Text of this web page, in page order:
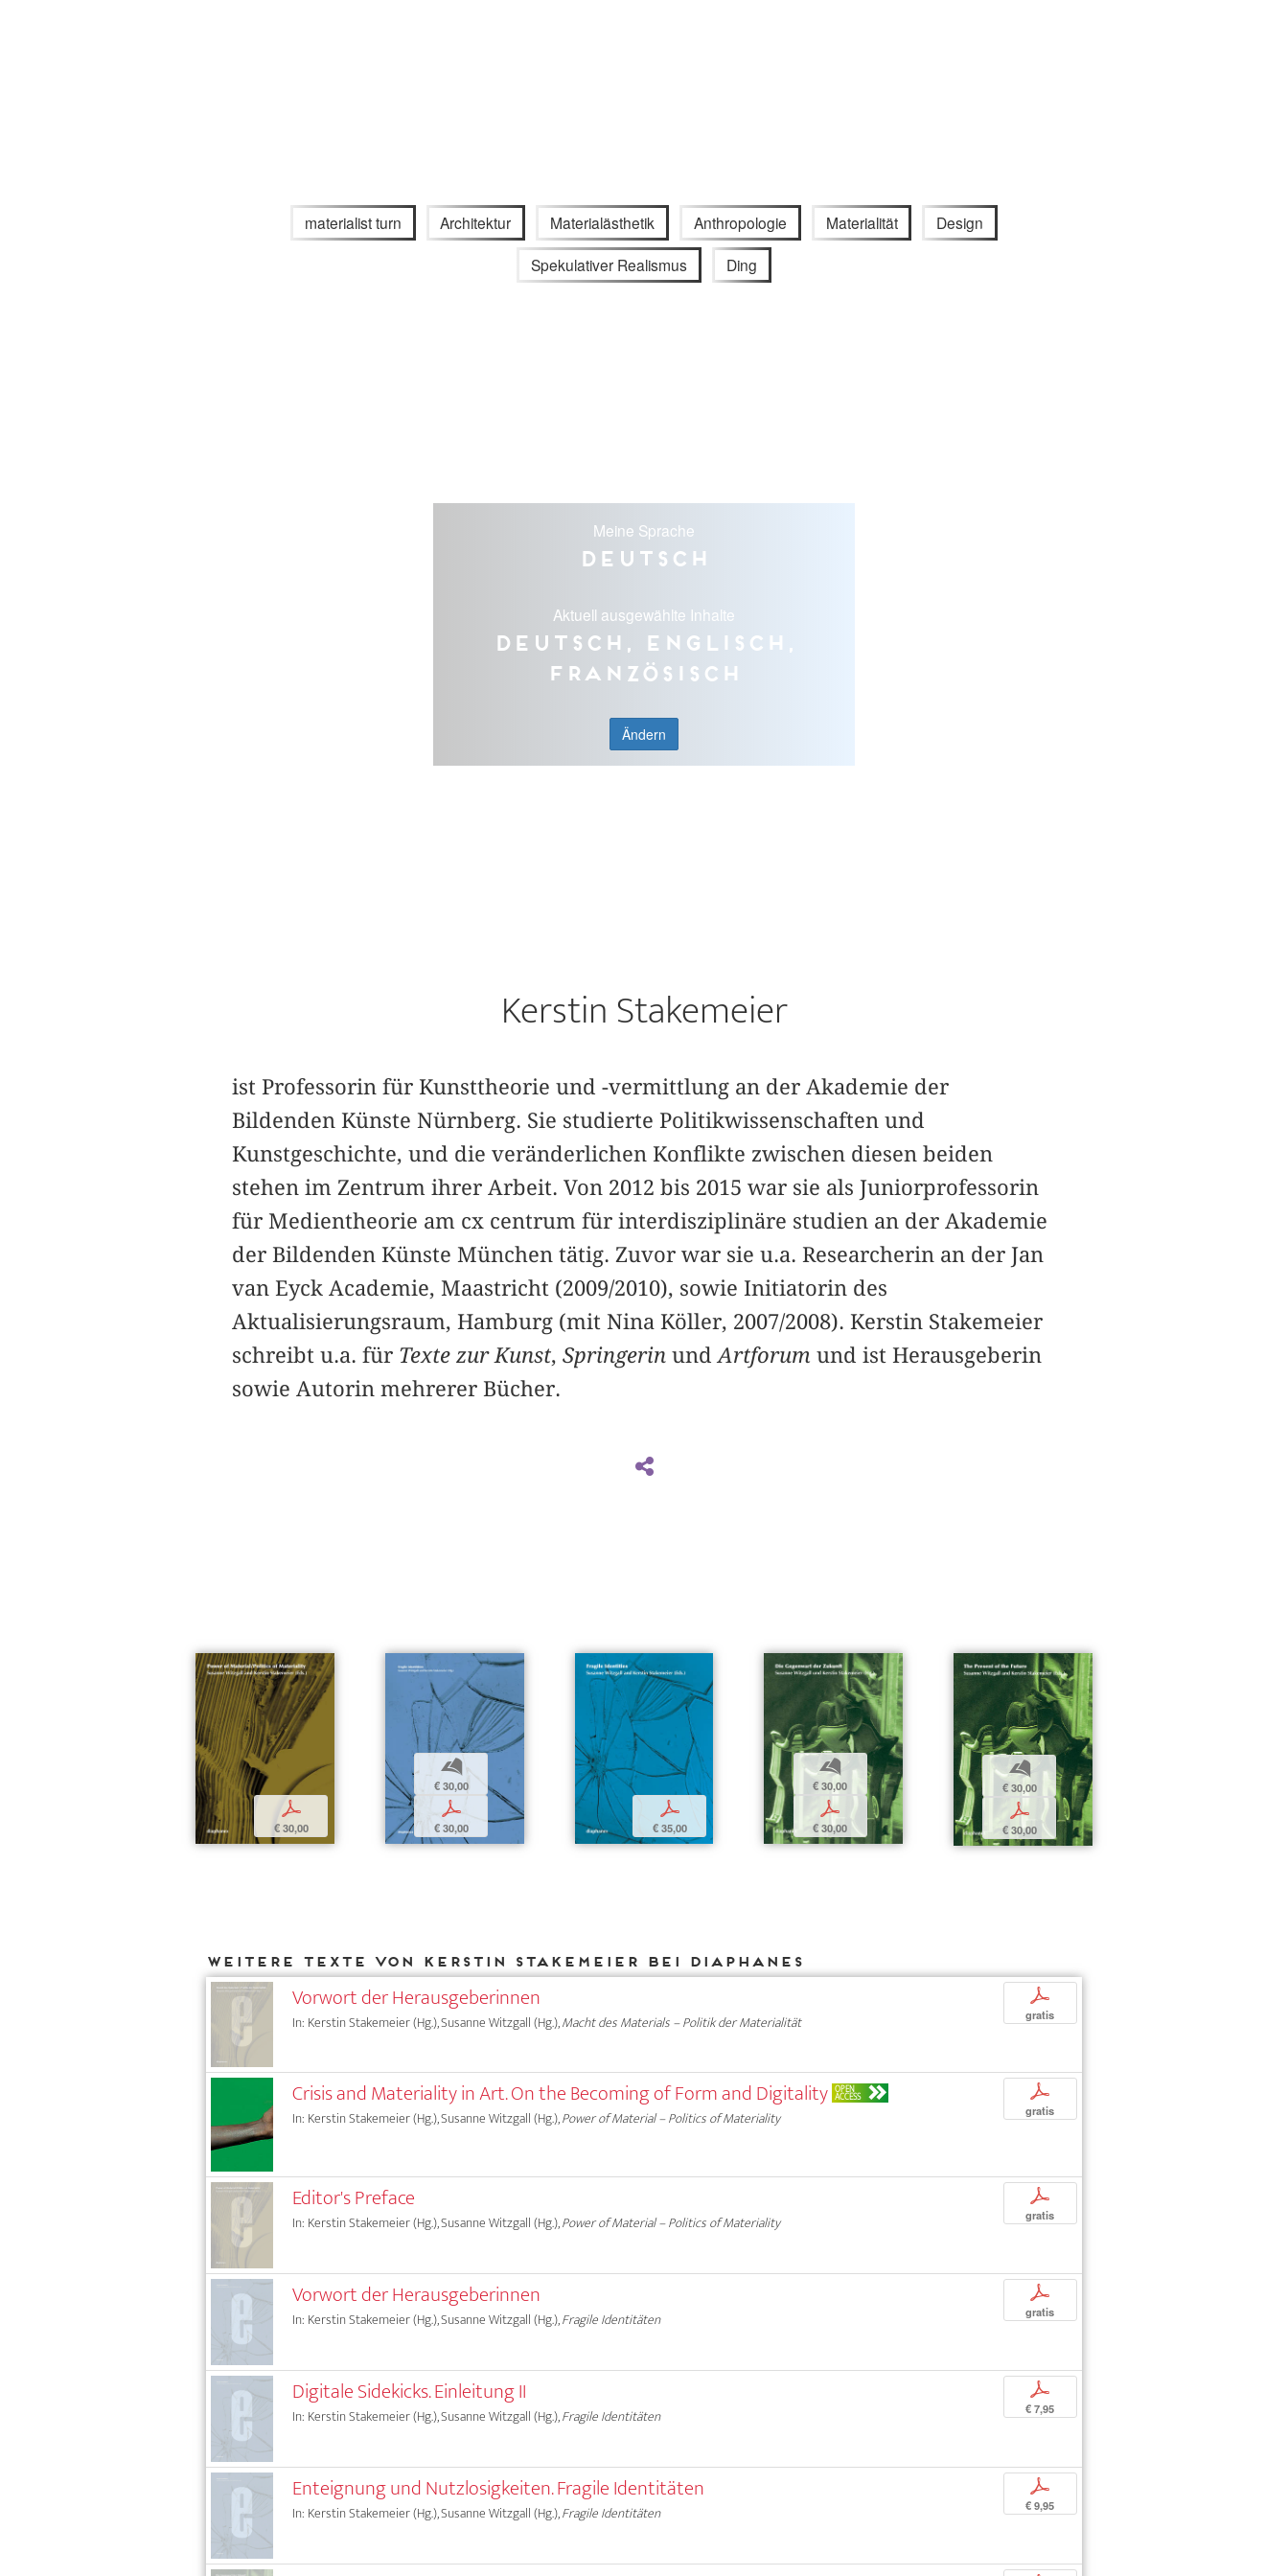
materialist turn Architektur Materialästhetik Anthropologie Materialität Design
Spekulativer Realismus Ding
Meine Sprache
Deutsch
Aktuell ausgewählte Inhalte
Deutsch, Englisch,
Französisch
Ändern
Kerstin Stakemeier
ist Professorin für Kunsttheorie und -vermittlung an der Akademie der
Bildenden Künste Nürnberg. Sie studierte Politikwissenschaften und
Kunstgeschichte, und die veränderlichen Konflikte zwischen diesen beiden
stehen im Zentrum ihrer Arbeit. Von 2012 bis 2015 war sie als Juniorprofessorin
für Medientheorie am cx centrum für interdisziplinäre studien an der Akademie
der Bildenden Künste München tätig. Zuvor war sie u.a. Researcherin an der Jan
van Eyck Academie, Maastricht (2009/2010), sowie Initiatorin des
Aktualisierungsraum, Hamburg (mit Nina Köller, 2007/2008). Kerstin Stakemeier
schreibt u.a. für Texte zur Kunst, Springerin und Artforum und ist Herausgeberin
sowie Autorin mehrerer Bücher.
p
€ 30,00
b
€ 30,00
p
€ 30,00
p
€ 35,00
b
€ 30,00
p
€ 30,00
b
€ 30,00
p
€ 30,00
Weitere Texte von Kerstin Stakemeier bei DIAPHANES
Vorwort der Herausgeberinnen
In: Kerstin Stakemeier (Hg.), Susanne Witzgall (Hg.),Macht des Materials – Politik der Materialität
p
gratis
Crisis and Materiality in Art. On the Becoming of Form and Digitality OPEN
ACCESS
In: Kerstin Stakemeier (Hg.), Susanne Witzgall (Hg.),Power of Material – Politics of Materiality
p
gratis
Editor's Preface
In: Kerstin Stakemeier (Hg.), Susanne Witzgall (Hg.),Power of Material – Politics of Materiality
p
gratis
Vorwort der Herausgeberinnen
In: Kerstin Stakemeier (Hg.), Susanne Witzgall (Hg.),Fragile Identitäten
p
gratis
Digitale Sidekicks. Einleitung II
In: Kerstin Stakemeier (Hg.), Susanne Witzgall (Hg.),Fragile Identitäten
p
€ 7,95
Enteignung und Nutzlosigkeiten. Fragile Identitäten
In: Kerstin Stakemeier (Hg.), Susanne Witzgall (Hg.),Fragile Identitäten
p
€ 9,95